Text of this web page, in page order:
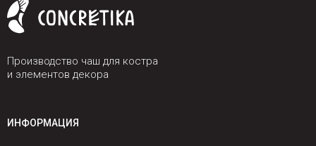
Производство чаш для костра
и элементов декора
ИНФОРМАЦИЯ